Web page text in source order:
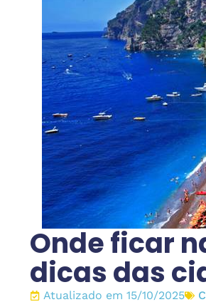
Onde ficar
dicas das
Atualizado em 15/10/2025